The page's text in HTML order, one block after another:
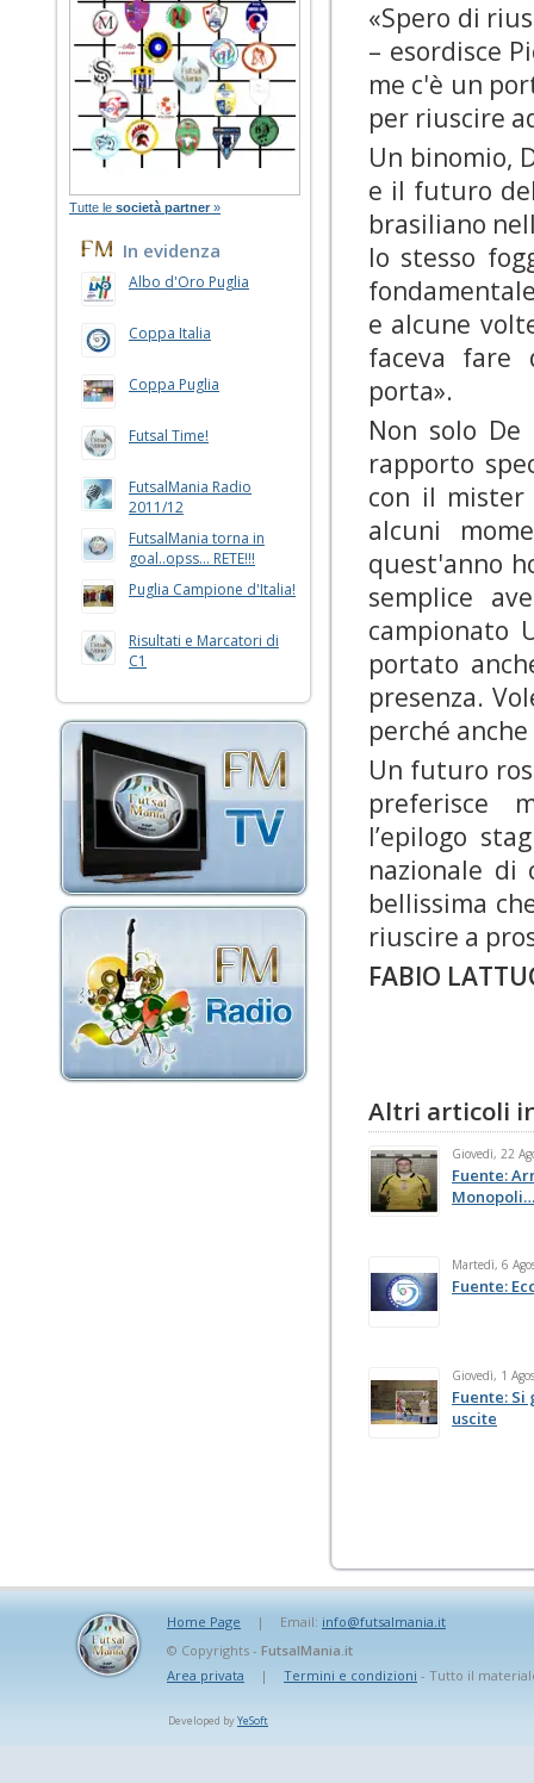
Tutte le società partner »
In evidenza
Albo d'Oro Puglia
Coppa Italia
Coppa Puglia
Futsal Time!
FutsalMania Radio
2011/12
FutsalMania torna in
goal..opss... RETE!!!
Puglia Campione d'Italia!
Risultati e Marcatori di
C1
«Spero di
– esordisce
me c'è un
per riuscire
Un binomio,
e il futuro
brasiliano
lo stesso
e alcune
faceva fare
porta».
Non solo
rapporto
con il
alcuni
quest'anno
semplice
campionato
portato
presenza.
perché
Un futuro
preferisce
l’epilogo
nazionale di
bellissima
riuscire a
FABIO
Altri articoli
Giovedì, 22
Fuente:
Martedì, 6
Fuente:
Giovedì, 1
Fuente:
uscite
Home Page | Email: info@futsalmania.it
© Copyrights - FutsalMania.it
Area privata
| Termini e condizioni - Tutto il
Developed byYeSoft